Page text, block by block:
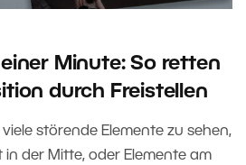
Minute: So retten
durch Freistellen
störende Elemente zu sehen,
der Mitte, oder Elemente am